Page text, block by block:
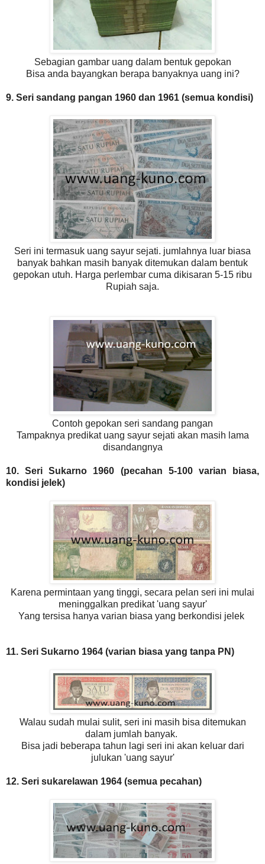
Sebagian gambar uang dalam bentuk gepokan
Bisa anda bayangkan berapa banyaknya uang ini?
9. Seri sandang pangan 1960 dan 1961 (semua kondisi)
Seri ini termasuk uang sayur sejati. jumlahnya luar biasa
banyak bahkan masih banyak ditemukan dalam bentuk
gepokan utuh. Harga perlembar cuma dikisaran 5-15 ribu
Rupiah saja.
Contoh gepokan seri sandang pangan
Tampaknya predikat uang sayur sejati akan masih lama
disandangnya
10. Seri Sukarno 1960 (pecahan 5-100 varian biasa,
kondisi jelek)
Karena permintaan yang tinggi, secara pelan seri ini mulai
meninggalkan predikat 'uang sayur'
Yang tersisa hanya varian biasa yang berkondisi jelek
11. Seri Sukarno 1964 (varian biasa yang tanpa PN)
Walau sudah mulai sulit, seri ini masih bisa ditemukan
dalam jumlah banyak.
Bisa jadi beberapa tahun lagi seri ini akan keluar dari
julukan 'uang sayur'
12. Seri sukarelawan 1964 (semua pecahan)